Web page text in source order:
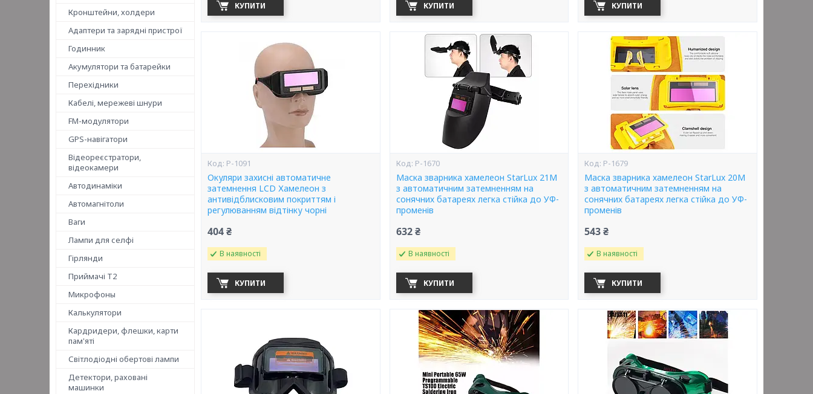
Кронштейни, холдери
Адаптери та зарядні пристрої
Годинник
Акумулятори та батарейки
Перехідники
Кабелі, мережеві шнури
FM-модулятори
GPS-навігатори
Відеореєстратори,
відеокамери
Автодинаміки
Автомагнітоли
Ваги
Лампи для селфі
Гірлянди
Приймачі T2
Микрофоны
Калькулятори
Кардридери, флешки, карти
пам'яті
Світлодіодні обертові лампи
Детектори, раховані
машинки
КУПИТИ КУПИТИ КУПИТИ
P-1091
Окуляри захисні автоматичне
затемнення LCD Хамелеон з
антивідблисковим покриттям і
регулюванням відтінку чорні
404 ₴
В наявності
КУПИТИ
P-1670
Маска зварника хамелеон StarLux 21М
з автоматичним затемненням на
сонячних батареях легка стійка до УФ-
променів
632 ₴
В наявності
КУПИТИ
P-1679
Маска зварника хамелеон StarLux 20М
з автоматичним затемненням на
сонячних батареях легка стійка до УФ-
променів
543 ₴
В наявності
КУПИТИ